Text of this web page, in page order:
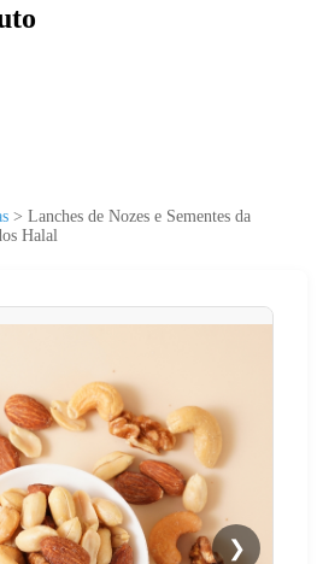
> Lanches de Nozes e Sementes da
Halal
❯